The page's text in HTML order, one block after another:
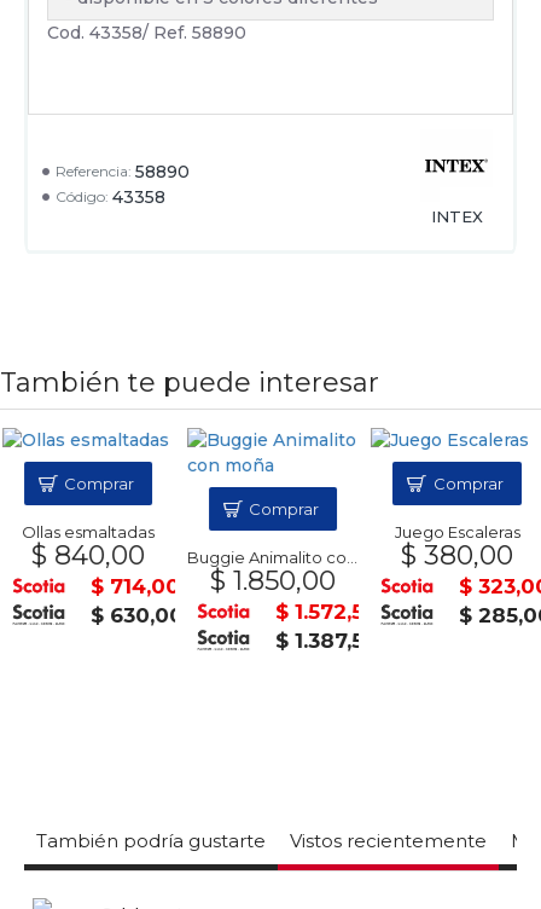
Referencia: 58890
Código: 43358
INTEX
Cod. 43358/ Ref. 58890
También te puede interesar
Ollas esmaltadas
$ 840,00
$ 714,00
$ 630,00
Comprar
Buggie Animalito con moña
$ 1.850,00
$ 1.572,50
$ 1.387,50
Comprar
Juego Escaleras
$ 380,00
$
$
Comprar
También podría gustarte Vistos recientemente